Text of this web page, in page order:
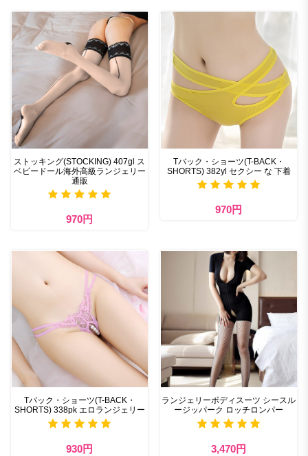
ストッキング(STOCKING) 407gl ス
ベビードール海外高級ランジェリー
通販
970円
Tバック・ショーツ(T-BACK・
SHORTS) 382yl セクシー な 下着
970円
Tバック・ショーツ(T-BACK・
SHORTS) 338pk エロランジェリー
930円
ランジェリーボディスーツ シースル
ージッパーク ロッチロンパー
3,470円